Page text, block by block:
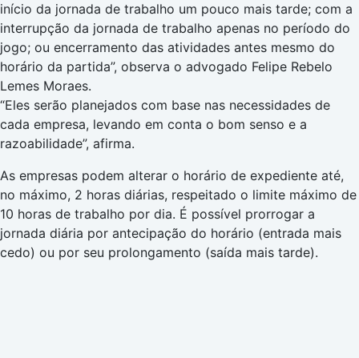
início da jornada de trabalho um pouco mais tarde; com a
interrupção da jornada de trabalho apenas no período do
jogo; ou encerramento das atividades antes mesmo do
horário da partida”, observa o advogado Felipe Rebelo
Lemes Moraes.
“Eles serão planejados com base nas necessidades de
cada empresa, levando em conta o bom senso e a
razoabilidade”, afirma.
As empresas podem alterar o horário de expediente até,
no máximo, 2 horas diárias, respeitado o limite máximo de
10 horas de trabalho por dia. É possível prorrogar a
jornada diária por antecipação do horário (entrada mais
cedo) ou por seu prolongamento (saída mais tarde).